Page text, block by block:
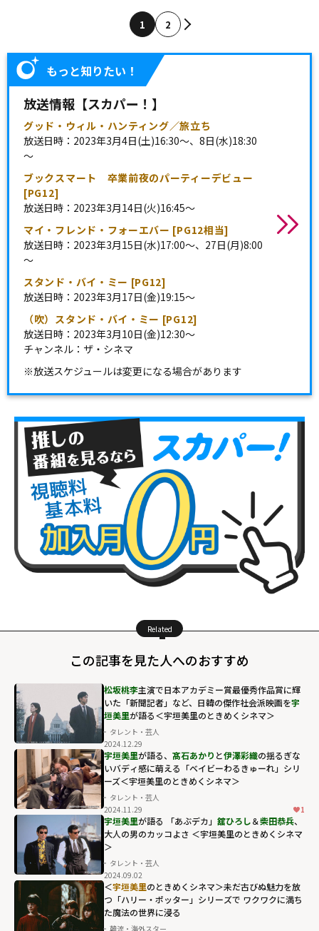
1 2
もっと知りたい！
放送情報【スカパー！】
グッド・ウィル・ハンティング／旅立ち
放送日時：2023年3月4日(土)16:30～、8日(水)18:30
～
ブックスマート 卒業前夜のパーティーデビュー
[PG12]
放送日時：2023年3月14日(火)16:45～
マイ・フレンド・フォーエバー [PG12相当]
放送日時：2023年3月15日(水)17:00～、27日(月)8:00
～
スタンド・バイ・ミー [PG12]
放送日時：2023年3月17日(金)19:15～
（吹）スタンド・バイ・ミー [PG12]
放送日時：2023年3月10日(金)12:30～
チャンネル：ザ・シネマ
※放送スケジュールは変更になる場合があります
Related
この記事を見た人へのおすすめ
松坂桃李主演で日本アカデミー賞最優秀作品賞に輝
いた「新聞記者」など、日韓の傑作社会派映画を宇
垣美里が語る＜宇垣美里のときめくシネマ＞
タレント・芸人
2024.12.29
宇垣美里が語る、 髙石あかり と伊澤彩織の揺るぎな
いバディ感に萌える「ベイビーわるきゅーれ」シリ
ーズ＜宇垣美里のときめくシネマ＞
タレント・芸人
2024.11.29
1
宇垣美里が語る 「あぶデカ」 舘ひろし＆柴田恭兵、
大人の男のカッコよさ ＜宇垣美里のときめくシネマ
＞
タレント・芸人
2024.09.02
＜宇垣美里のときめくシネマ＞未だ古びぬ魅力を放
つ「ハリー・ポッター」シリーズで ワクワクに満ち
た魔法の世界に浸る
韓流・海外スター